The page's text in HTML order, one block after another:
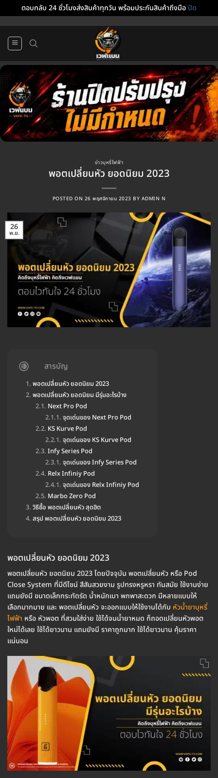
ตอบกลับ 24 ชั่วโมงส่งสินค้าทุกวัน พร้อมประกันสินค้าถึงมือปิด
ข่าวบุหรี่ไฟฟ้า
พอตเปลี่ยนหัว ยอดนิยม 2023
POSTED ON 26 พฤศจิกายน 2023 BY ADMIN N
26
พ.ย.
สารบัญ
พอตเปลี่ยนหัว ยอดนิยม 2023
พอตเปลี่ยนหัว ยอดนิยม มีรุ่นอะไรบ้าง
Next Pro Pod
จุดเด่นของ Next Pro Pod
KS Kurve Pod
จุดเด่นของ KS Kurve Pod
Infy Series Pod
จุดเด่นของ Infy Series Pod
Relx Infiniy Pod
จุดเด่นของ Relx Infiniy Pod
Marbo Zero Pod
วิธีซื้อ พอตเปลี่ยนหัว สุดฮิต
สรุป พอตเปลี่ยนหัว ยอดนิยม 2023
พอตเปลี่ยนหัว ยอดนิยม 2023
พอตเปลี่ยนหัว ยอดนิยม 2023 โดยปัจจุบัน พอตเปลี่ยนหัว หรือ Pod
Close System ที่มีดีไซน์ สีสันสวยงาม รูปทรงหรูหรา ทันสมัย ใช้งานง่าย
แถมยังมี ขนาดเล็กกระทัดรัด น้ำหนักเบา พกพาสะดวก มีหลายแบบให้
เลือกมากมาย และ พอตเปลี่ยนหัว จะออกแบบให้ใช้งานได้กับ หัวน้ำยาบุหรี่
ไฟฟ้า หรือ หัวพอต ที่สวมใส่ง่าย ใช้ได้จนน้ำยาหมด ก็ถอดเปลี่ยนหัวพอต
ใหม่ได้เลย ใช้ได้ยาวนาน แถมยังมี ราคาถูกมาก ใช้ได้ยาวนาน คุ้มราคา
แน่นอน